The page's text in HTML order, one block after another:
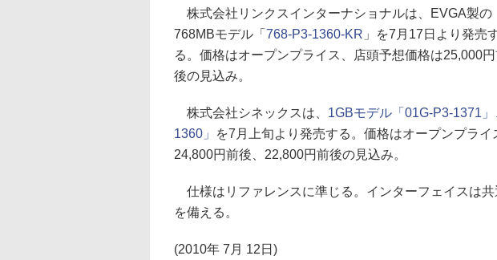
株式会社リンクスインターナショナルは、EVGA製の
768MBモデル「 768-P3-1360-KR 」を7月17日より発売
る。価格はオープンプライス、店頭予想価格は25,000
後の見込み。
株式会社シネックスは、 1GBモデル「01G-P3-1371
1360」
を7月上旬より発売する。価格はオープンプライ
24,800円前後、22,800円前後の見込み。
仕様はリファレンスに準じる。インターフェイスは共
を備える。
(2010年 7月 12日)